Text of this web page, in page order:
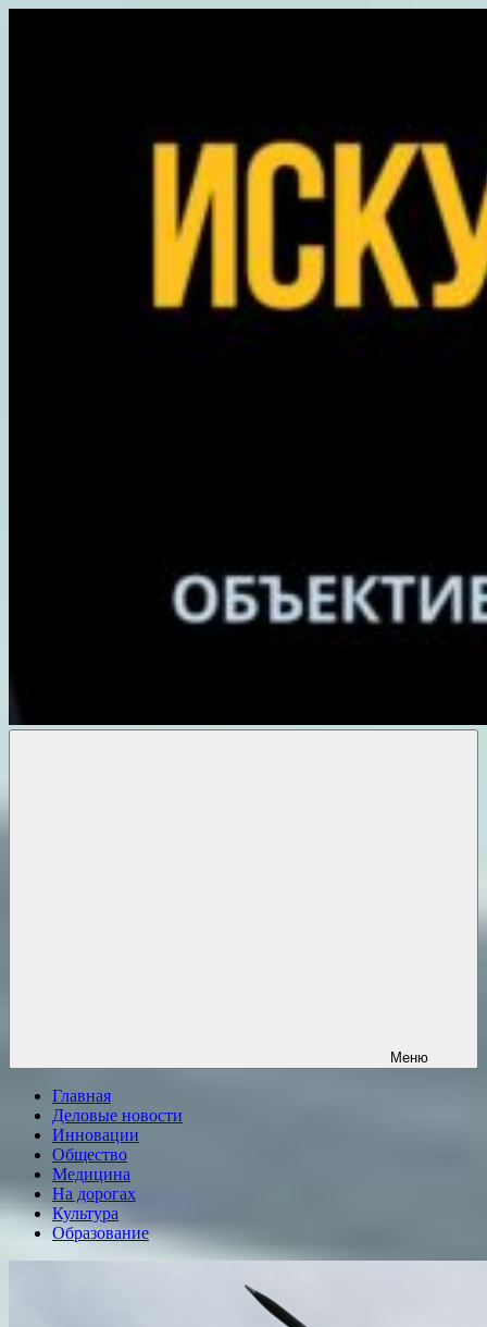
Меню
Главная
Деловые новости
Инновации
Общество
Медицина
На дорогах
Культура
Образование